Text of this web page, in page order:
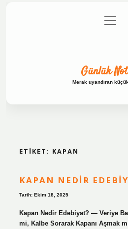
Gizlilik Politikası
menüyü
aç
Günlük
Merak uyandıran
ETIKET: KAPAN
KAPAN NEDIR
Tarih: Ekim 18, 2025
Kapan Nedir Edebiyat? — Veriye
mi, Kalbe Sorarak Kapanı Aşmak